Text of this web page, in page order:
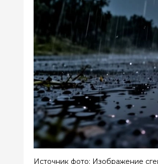
Источник фото: Изображение